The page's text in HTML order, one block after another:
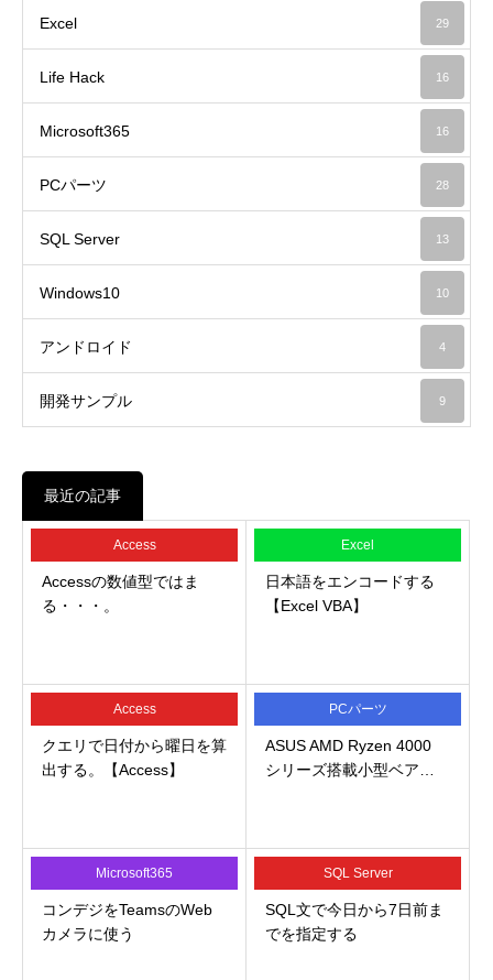
Excel 29
Life Hack 16
Microsoft365 16
PCパーツ 28
SQL Server 13
Windows10 10
アンドロイド 4
開発サンプル 9
最近の記事
Access
Accessの数値型ではま
る・・・。
Excel
日本語をエンコードする
【Excel VBA】
Access
クエリで日付から曜日を算
出する。【Access】
PCパーツ
ASUS AMD Ryzen 4000
シリーズ搭載小型ベア…
Microsoft365
コンデジをTeamsのWeb
カメラに使う
SQL Server
SQL文で今日から7日前ま
でを指定する